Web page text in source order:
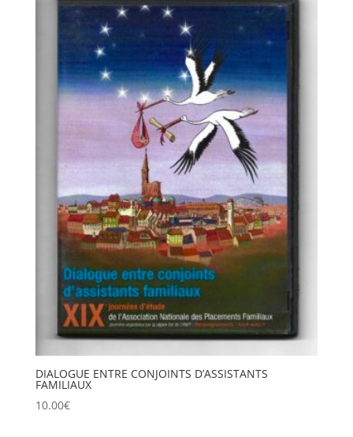
DIALOGUE ENTRE CONJOINTS D’ASSISTANTS
FAMILIAUX
10.00€